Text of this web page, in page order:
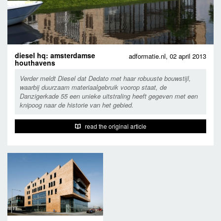
diesel hq: amsterdamse
houthavens
adformatie.nl, 02 april 2013
Verder meldt Diesel dat Dedato met haar robuuste bouwstijl,
waarbij duurzaam materiaalgebruik voorop staat, de
Danzigerkade 55 een unieke uitstraling heeft gegeven met een
knipoog naar de historie van het gebied.
read the original article